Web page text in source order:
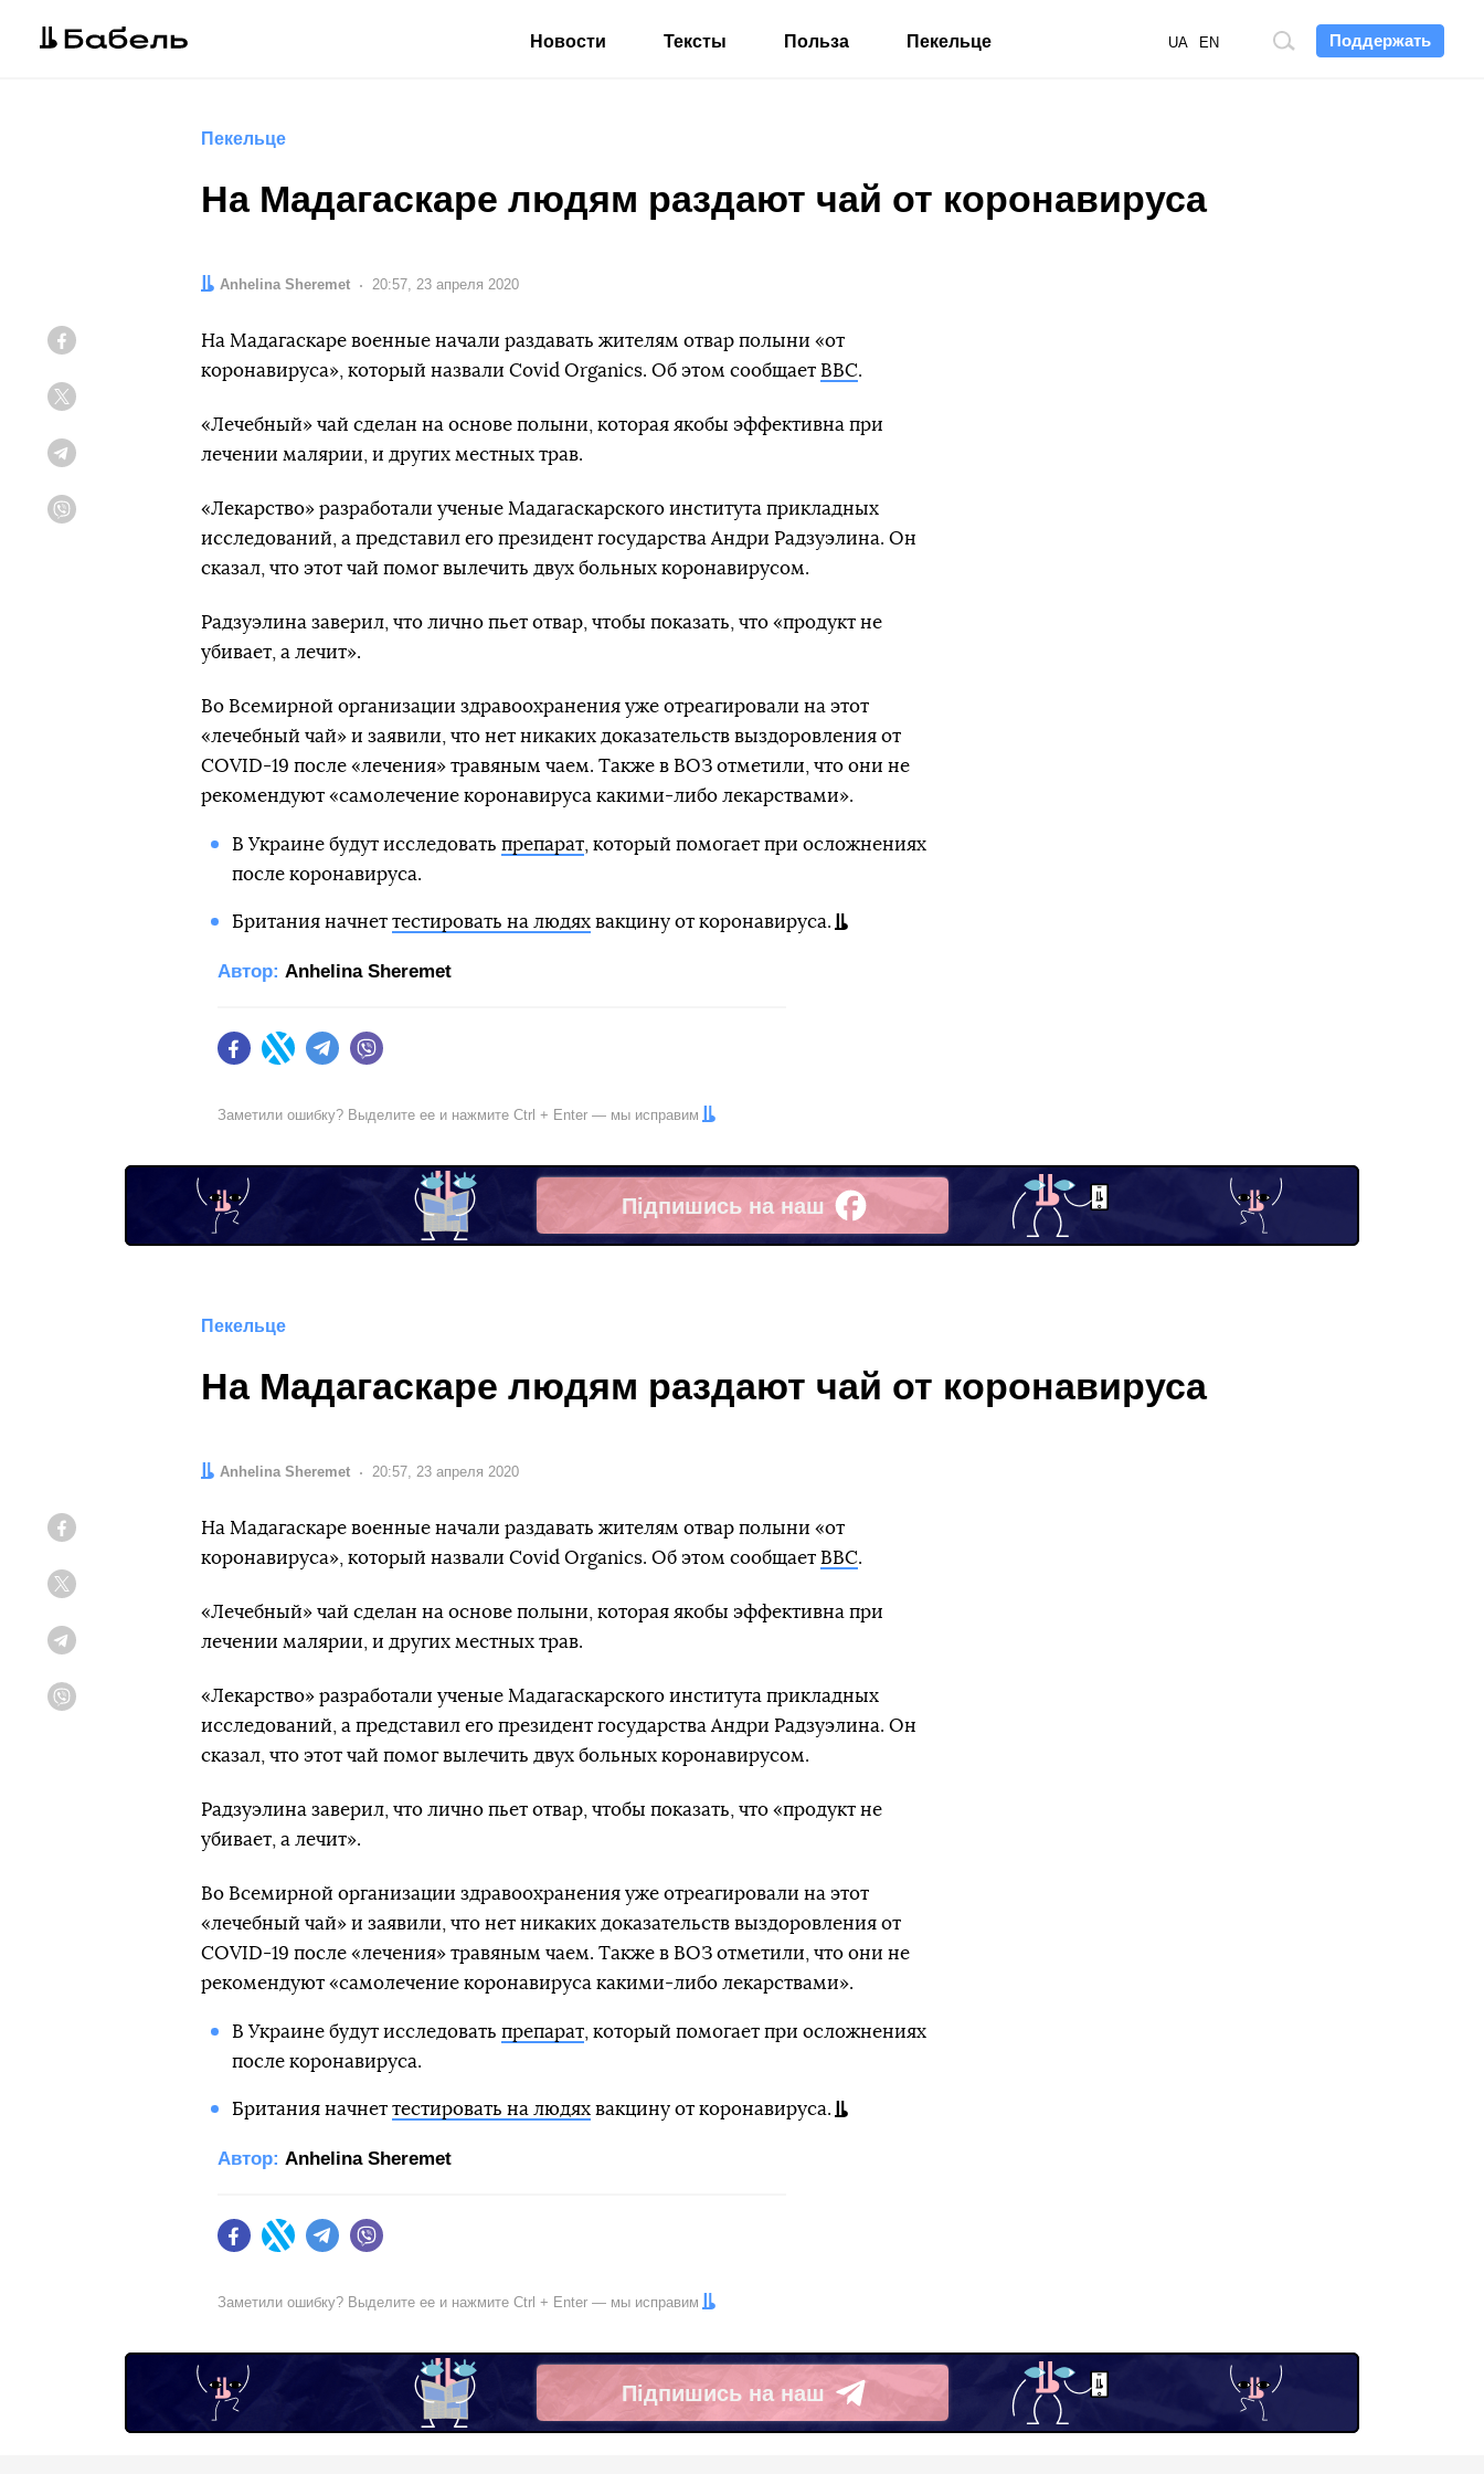
Поддержать
Поиск
UA EN
Новости Тексты Польза Пекельце
Пекельце
На Мадагаскаре людям раздают чай от коронавируса
Автор:
Anhelina Sheremet Дата:
20:57, 23 апреля 2020
На Мадагаскаре военные начали раздавать жителям отвар полыни «от
коронавируса», который назвали Covid Organics. Об этом сообщает BBC.
«Лечебный» чай сделан на основе полыни, которая якобы эффективна при
лечении малярии, и других местных трав.
«Лекарство» разработали ученые Мадагаскарского института прикладных
исследований, а представил его президент государства Андри Радзуэлина. Он
сказал, что этот чай помог вылечить двух больных коронавирусом.
Радзуэлина заверил, что лично пьет отвар, чтобы показать, что «продукт не
убивает, а лечит».
Во Всемирной организации здравоохранения уже отреагировали на этот
«лечебный чай» и заявили, что нет никаких доказательств выздоровления от
COVID-19 после «лечения» травяным чаем. Также в ВОЗ отметили, что они не
рекомендуют «самолечение коронавируса какими-либо лекарствами».
В Украине будут исследовать препарат, который помогает при осложнениях
после коронавируса.
Британия начнет тестировать на людяхвакцину от коронавируса.
Автор: Anhelina Sheremet
FacebookTwitter Telegram
Заметили ошибку? Выделите ее и нажмите Ctrl + Enter — мы исправим
Підпишись на наш
Facebook
Пекельце
На Мадагаскаре людям раздают чай от коронавируса
Автор:
Anhelina Sheremet Дата:
20:57, 23 апреля 2020
На Мадагаскаре военные начали раздавать жителям отвар полыни «от
коронавируса», который назвали Covid Organics. Об этом сообщает BBC.
«Лечебный» чай сделан на основе полыни, которая якобы эффективна при
лечении малярии, и других местных трав.
«Лекарство» разработали ученые Мадагаскарского института прикладных
исследований, а представил его президент государства Андри Радзуэлина. Он
сказал, что этот чай помог вылечить двух больных коронавирусом.
Радзуэлина заверил, что лично пьет отвар, чтобы показать, что «продукт не
убивает, а лечит».
Во Всемирной организации здравоохранения уже отреагировали на этот
«лечебный чай» и заявили, что нет никаких доказательств выздоровления от
COVID-19 после «лечения» травяным чаем. Также в ВОЗ отметили, что они не
рекомендуют «самолечение коронавируса какими-либо лекарствами».
В Украине будут исследовать препарат, который помогает при осложнениях
после коронавируса.
Британия начнет тестировать на людяхвакцину от коронавируса.
Автор: Anhelina Sheremet
FacebookTwitter Telegram
Заметили ошибку? Выделите ее и нажмите Ctrl + Enter — мы исправим
Підпишись на наш
Telegram